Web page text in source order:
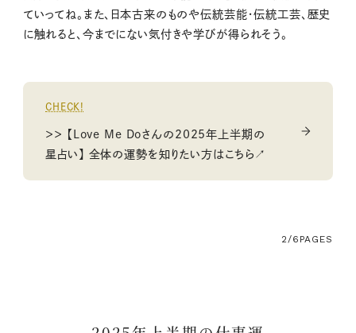
ていってね。また、日本古来のものや伝統芸能・伝統工芸、歴史
に触れると、今までにない気付きや学びが得られそう。
CHECK!
＞＞ 【Love Me Doさんの2025年上半期の
星占い】 全体の運勢を知りたい方はこちら↗
2/6 PAGES